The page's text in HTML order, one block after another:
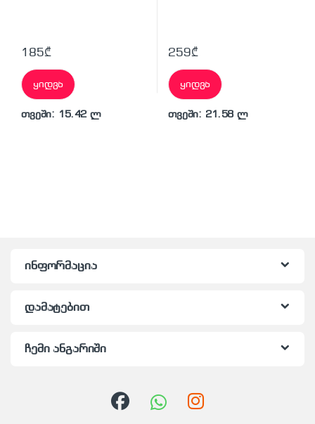
185₾
ყიდვა
თვეში: 15.42 ლ
259₾
ყიდვა
თვეში: 21.58 ლ
ინფორმაცია
დამატებით
ჩემი ანგარიში